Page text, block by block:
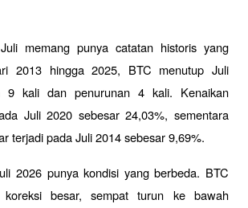
memang punya catatan historis yang
2013 hingga 2025, BTC menutup Juli
9 kali dan penurunan 4 kali. Kenaikan
Juli 2020 sebesar 24,03%, sementara
terjadi pada Juli 2014 sebesar 9,69%.
2026 punya kondisi yang berbeda. BTC
koreksi besar, sempat turun ke bawah